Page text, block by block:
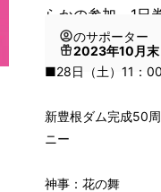
らかの参加 1日
のサポーター
2023年10月末
■28日（土）11：
新豊根ダム完成50
ニー
神事：花の舞